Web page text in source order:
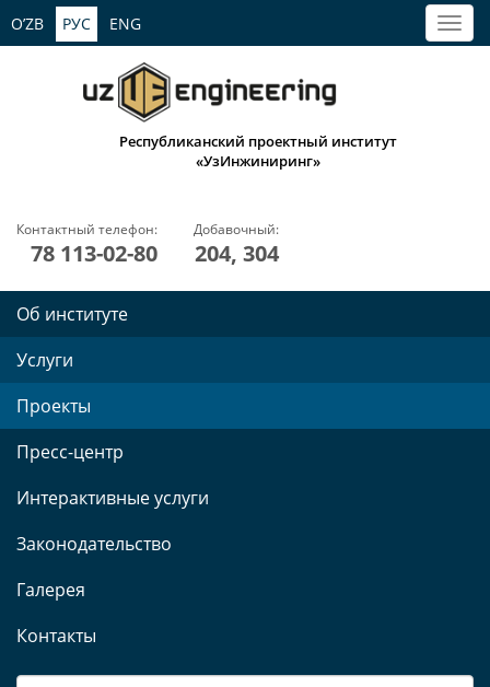
O’ZB РУС ENG
Республиканский проектный институт
«УзИнжиниринг»
Контактный телефон:
78 113-02-80
Добавочный:
204, 304
Об институте
Услуги
Проекты
Пресс-центр
Интерактивные услуги
Законодательство
Галерея
Контакты